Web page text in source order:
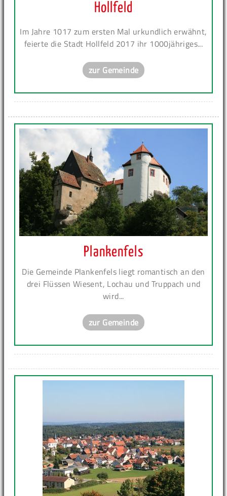
Hollfeld
Im Jahre 1017 zum ersten Mal urkundlich erwähnt,
feierte die Stadt Hollfeld 2017 ihr 1000jähriges...
zur Gemeinde
Plankenfels
Die Gemeinde Plankenfels liegt romantisch an den
drei Flüssen Wiesent, Lochau und Truppach und
wird...
zur Gemeinde